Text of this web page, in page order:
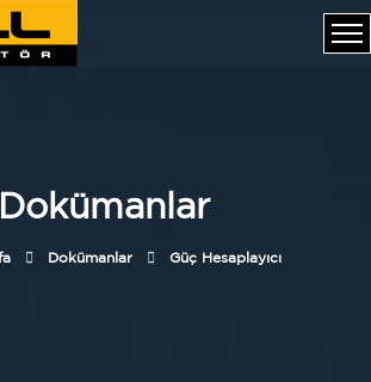
Dokümanlar
Dokümanlar Güç Hesaplayıcı